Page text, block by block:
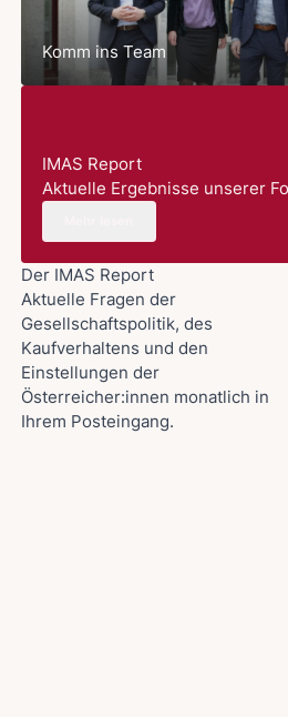
Komm ins Team
IMAS Report
Aktuelle Ergebnisse unserer
Der IMAS Report
Aktuelle Fragen der
Gesellschaftspolitik, des
Kaufverhaltens und den
Einstellungen der
Österreicher:innen monatlich in
Ihrem Posteingang.